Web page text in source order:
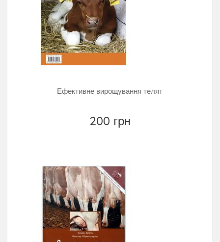
Ефективне вирощування телят
200 грн